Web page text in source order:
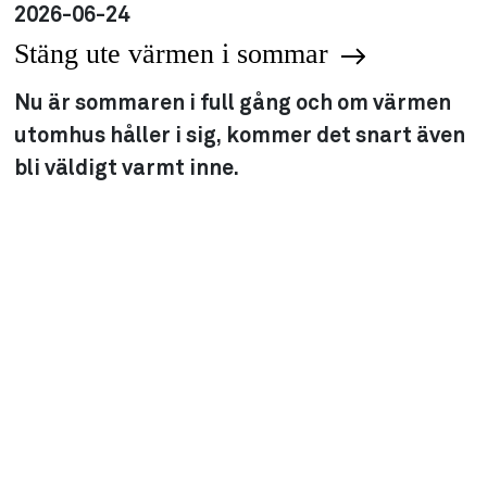
2026-06-24
Stäng ute värmen i sommar
Nu är sommaren i full gång och om värmen
utomhus håller i sig, kommer det snart även
bli väldigt varmt inne.